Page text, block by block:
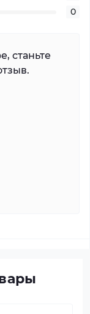
0
станьте